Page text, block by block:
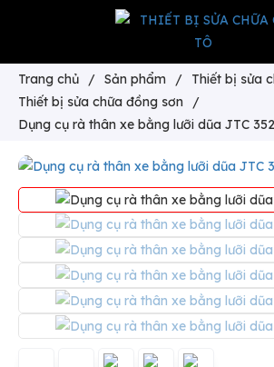
Trang chủ / Sản phẩm / Thiết bị sửa
Thiết bị sửa chữa đồng sơn
/
Dụng cụ rà thân xe bằng lưỡi dũa JTC